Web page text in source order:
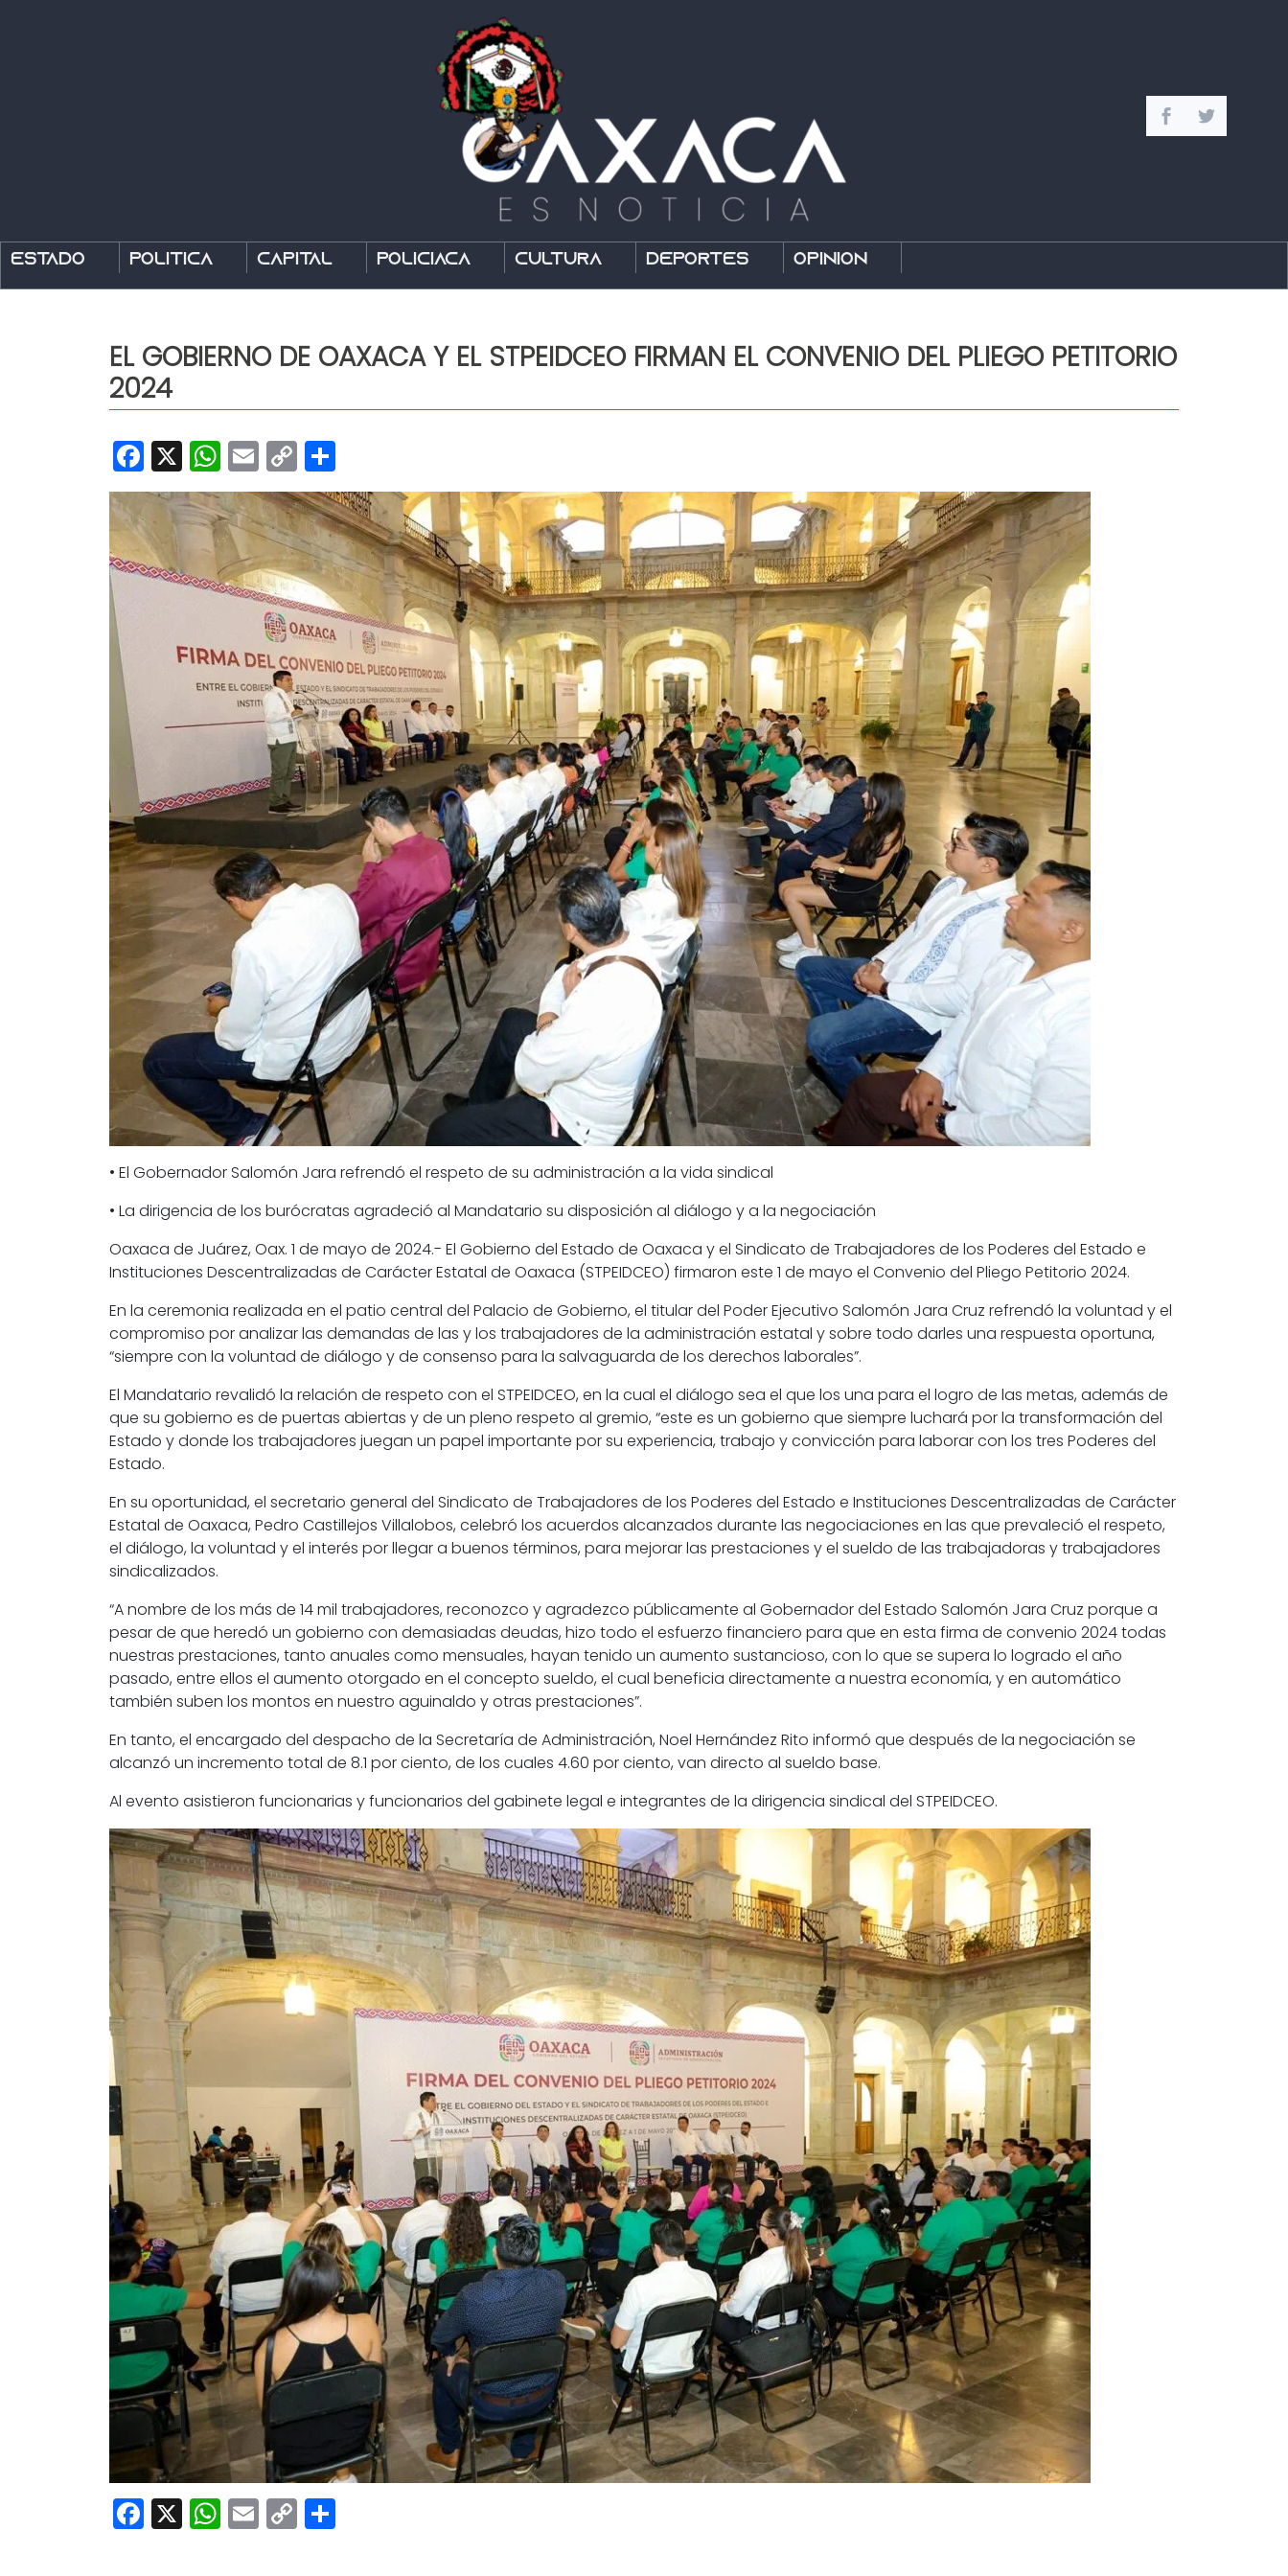
Estado Política Capital Policíaca Cultura Deportes Opinión
EL GOBIERNO DE OAXACA Y EL STPEIDCEO FIRMAN EL CONVENIO DEL PLIEGO PETITORIO
2024
Facebook
X WhatsApp
Email
Copy
Link
• El Gobernador Salomón Jara refrendó el respeto de su administración a la vida sindical
• La dirigencia de los burócratas agradeció al Mandatario su disposición al diálogo y a la negociación
Oaxaca de Juárez, Oax. 1 de mayo de 2024.- El Gobierno del Estado de Oaxaca y el Sindicato de Trabajadores de los Poderes del Estado e
Instituciones Descentralizadas de Carácter Estatal de Oaxaca (STPEIDCEO) firmaron este 1 de mayo el Convenio del Pliego Petitorio 2024.
En la ceremonia realizada en el patio central del Palacio de Gobierno, el titular del Poder Ejecutivo Salomón Jara Cruz refrendó la voluntad y el
compromiso por analizar las demandas de las y los trabajadores de la administración estatal y sobre todo darles una respuesta oportuna,
“siempre con la voluntad de diálogo y de consenso para la salvaguarda de los derechos laborales”.
El Mandatario revalidó la relación de respeto con el STPEIDCEO, en la cual el diálogo sea el que los una para el logro de las metas, además de
que su gobierno es de puertas abiertas y de un pleno respeto al gremio, “este es un gobierno que siempre luchará por la transformación del
Estado y donde los trabajadores juegan un papel importante por su experiencia, trabajo y convicción para laborar con los tres Poderes del
Estado.
En su oportunidad, el secretario general del Sindicato de Trabajadores de los Poderes del Estado e Instituciones Descentralizadas de Carácter
Estatal de Oaxaca, Pedro Castillejos Villalobos, celebró los acuerdos alcanzados durante las negociaciones en las que prevaleció el respeto,
el diálogo, la voluntad y el interés por llegar a buenos términos, para mejorar las prestaciones y el sueldo de las trabajadoras y trabajadores
sindicalizados.
“A nombre de los más de 14 mil trabajadores, reconozco y agradezco públicamente al Gobernador del Estado Salomón Jara Cruz porque a
pesar de que heredó un gobierno con demasiadas deudas, hizo todo el esfuerzo financiero para que en esta firma de convenio 2024 todas
nuestras prestaciones, tanto anuales como mensuales, hayan tenido un aumento sustancioso, con lo que se supera lo logrado el año
pasado, entre ellos el aumento otorgado en el concepto sueldo, el cual beneficia directamente a nuestra economía, y en automático
también suben los montos en nuestro aguinaldo y otras prestaciones”.
En tanto, el encargado del despacho de la Secretaría de Administración, Noel Hernández Rito informó que después de la negociación se
alcanzó un incremento total de 8.1 por ciento, de los cuales 4.60 por ciento, van directo al sueldo base.
Al evento asistieron funcionarias y funcionarios del gabinete legal e integrantes de la dirigencia sindical del STPEIDCEO.
Facebook
X WhatsApp
Email
Copy
Link